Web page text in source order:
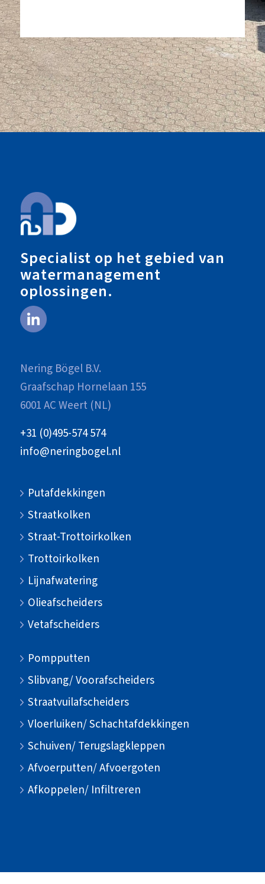
Specialist op het gebied van
watermanagement
oplossingen.
Nering Bögel B.V.
Graafschap Hornelaan 155
6001 AC Weert (NL)
+31 (0)495-574 574
info@neringbogel.nl
Putafdekkingen
Straatkolken
Straat-Trottoirkolken
Trottoirkolken
Lijnafwatering
Olieafscheiders
Vetafscheiders
Pompputten
Slibvang/ Voorafscheiders
Straatvuilafscheiders
Vloerluiken/ Schachtafdekkingen
Schuiven/ Terugslagkleppen
Afvoerputten/ Afvoergoten
Afkoppelen/ Infiltreren